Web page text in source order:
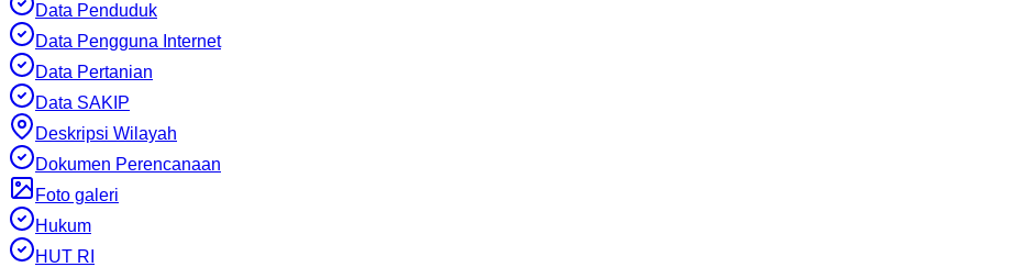
Data Penduduk
Data Pengguna Internet
Data Pertanian
Data SAKIP
Deskripsi Wilayah
Dokumen Perencanaan
Foto galeri
Hukum
HUT RI